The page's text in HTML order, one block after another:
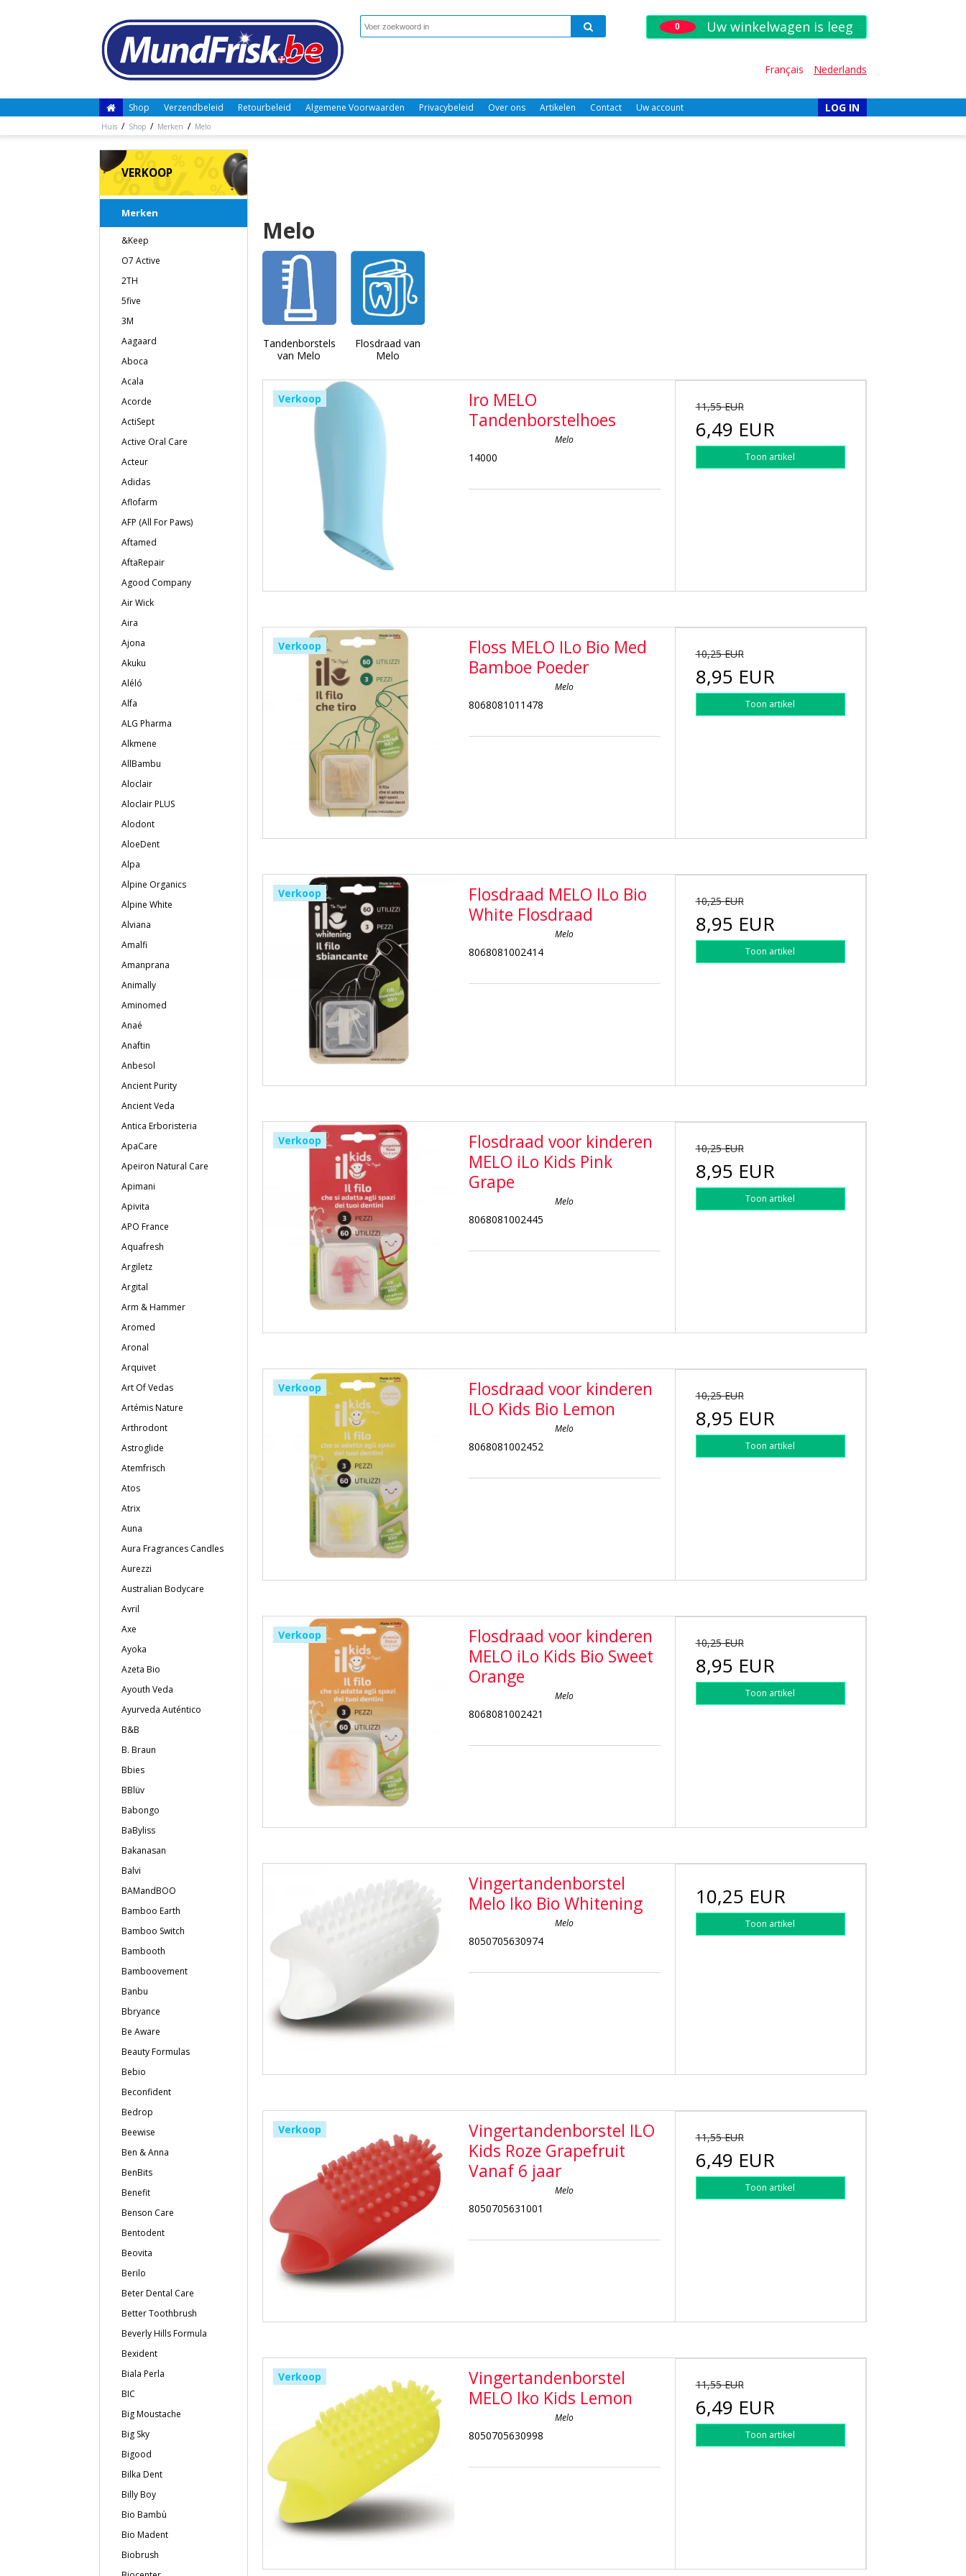
0 Uw winkelwagen is leeg
Français Nederlands
Shop Verzendbeleid Retourbeleid Algemene Voorwaarden Privacybeleid Over ons Artikelen Contact Uw account LOG IN
Huis / Shop / Merken / Melo
VERKOOP
Merken
&Keep
O7 Active
2TH
5five
3M
Aagaard
Aboca
Acala
Acorde
ActiSept
Active Oral Care
Acteur
Adidas
Aflofarm
AFP (All For Paws)
Aftamed
AftaRepair
Agood Company
Air Wick
Aira
Ajona
Akuku
Aléló
Alfa
ALG Pharma
Alkmene
AllBambu
Aloclair
Aloclair PLUS
Alodont
AloeDent
Alpa
Alpine Organics
Alpine White
Alviana
Amalfi
Amanprana
Animally
Aminomed
Anaé
Anaftin
Anbesol
Ancient Purity
Ancient Veda
Antica Erboristeria
ApaCare
Apeiron Natural Care
Apimani
Apivita
APO France
Aquafresh
Argiletz
Argital
Arm & Hammer
Aromed
Aronal
Arquivet
Art Of Vedas
Artémis Nature
Arthrodont
Astroglide
Atemfrisch
Atos
Atrix
Auna
Aura Fragrances Candles
Aurezzi
Australian Bodycare
Avril
Axe
Ayoka
Azeta Bio
Ayouth Veda
Ayurveda Auténtico
B&B
B. Braun
Bbies
BBlüv
Babongo
BaByliss
Bakanasan
Balvi
BAMandBOO
Bamboo Earth
Bamboo Switch
Bambooth
Bamboovement
Banbu
Bbryance
Be Aware
Beauty Formulas
Bebio
Beconfident
Bedrop
Beewise
Ben & Anna
BenBits
Benefit
Benson Care
Bentodent
Beovita
Berilo
Beter Dental Care
Better Toothbrush
Beverly Hills Formula
Bexident
Biala Perla
BIC
Big Moustache
Big Sky
Bigood
Bilka Dent
Billy Boy
Bio Bambù
Bio Madent
Biobrush
Melo
Tandenborstels
van Melo
Flosdraad van
Melo
Verkoop
Iro MELO
Tandenborstelhoes
Melo
14000
11,55 EUR
6,49 EUR
Toon artikel
Verkoop
Floss MELO ILo Bio Med
Bamboe Poeder
Melo
8068081011478
10,25 EUR
8,95 EUR
Toon artikel
Verkoop
Flosdraad MELO ILo Bio
White Flosdraad
Melo
8068081002414
10,25 EUR
8,95 EUR
Toon artikel
Verkoop
Flosdraad voor kinderen
MELO iLo Kids Pink
Grape
Melo
8068081002445
10,25 EUR
8,95 EUR
Toon artikel
Verkoop
Flosdraad voor kinderen
ILO Kids Bio Lemon
Melo
8068081002452
10,25 EUR
8,95 EUR
Toon artikel
Verkoop
Flosdraad voor kinderen
MELO iLo Kids Bio Sweet
Orange
Melo
8068081002421
10,25 EUR
8,95 EUR
Toon artikel
Vingertandenborstel
Melo Iko Bio Whitening
Melo
8050705630974
10,25 EUR
Toon artikel
Verkoop
Vingertandenborstel ILO
Kids Roze Grapefruit
Vanaf 6 jaar
Melo
8050705631001
11,55 EUR
6,49 EUR
Toon artikel
Verkoop
Vingertandenborstel
MELO Iko Kids Lemon
Melo
8050705630998
11,55 EUR
6,49 EUR
Toon artikel